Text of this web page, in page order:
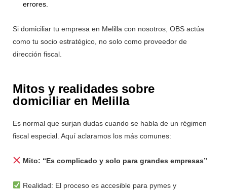
errores.
Si domiciliar tu empresa en Melilla con nosotros, OBS actúa
como tu socio estratégico, no solo como proveedor de
dirección fiscal.
Mitos y realidades sobre
domiciliar en Melilla
Es normal que surjan dudas cuando se habla de un régimen
fiscal especial. Aquí aclaramos los más comunes:
Mito: “Es complicado y solo para grandes empresas”
Realidad: El proceso es accesible para pymes y